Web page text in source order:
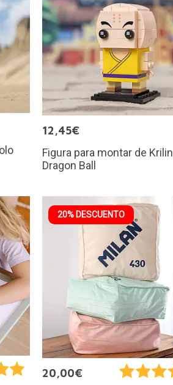
12,45€
Figura para montar de Krilin
Dragon Ball
20% DESCUENTO
20,00€